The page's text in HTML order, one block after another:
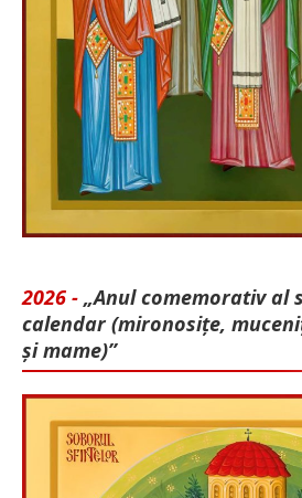
2026 - „Anul comemorativ al
calendar (mironosițe,
și mame)”